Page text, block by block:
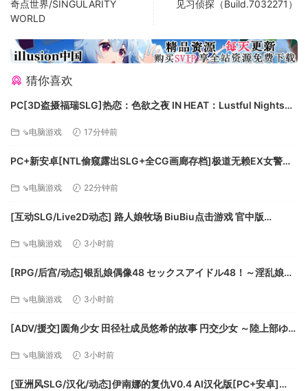
激烈空战.迎接你的是大型舰队,飞弹弹幕，光束炮，狗斗飞行等
各种刺激的挑战。
机体有三种不同特性和用途的形态，并搭载了丰富的武器类
型。
突击模式下拥有最高的速度和加速性，以飞弹作为主要攻击手
迎击模式下可以逆向喷射，并搭载了射程较远的重火力武器。
决斗模式下机体变为人形机甲，机动性较高。并且可以使用近
游戏支持分屏双人合作或对战。并且有自定义战役模式，玩家
巧。
奇点世界/SINGULARITY
WORLD
见习侦探（Build.7032271）
猜你喜欢
PC[3D盗摄福瑞SLG]热恋：色欲之夜 IN HEAT：Lustful Nights
⇘电脑游戏 17分钟前
PC+新安卓[NTL偷窥露出SLG+全CG画廊存档]极道无赖EX女警鮎
迅雷/UC/夸克
⇘电脑游戏 22分钟前
[互动SLG/Live2D动态] 路人娘牧场 BiuBiu点击游戏 官中版
⇘电脑游戏 3小时前
[RPG/后宫/动态]银乱娘偶像48 セックスアイドル48！～淫乱娘ア
⇘电脑游戏 3小时前
[ADV/援交]圆角少女 田径社成员悠希的故事 円交少女 ～陸上部ゆっ
⇘电脑游戏 3小时前
[亚洲风SLG/汉化/动态]伊南娜的复仇V0.4 AI汉化版[PC+安卓]